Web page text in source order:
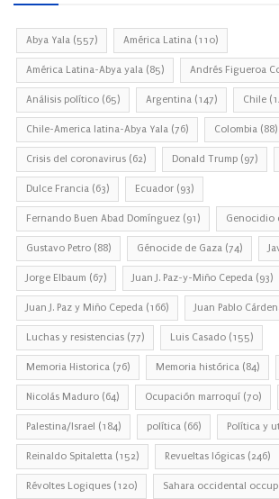
Abya Yala (557) América Latina (110)
América Latina-Abya yala (85) Andrés Figueroa
Análisis político (65) Argentina (147) Chile
Chile-America latina-Abya Yala (76) Colombia (88)
Crisis del coronavirus (62) Donald Trump (97)
Dulce Francia (63) Ecuador (93)
Fernando Buen Abad Domínguez (91) Genocidio
Gustavo Petro (88) Génocide de Gaza (74)
Jorge Elbaum (67) Juan J. Paz-y-Miño Cepeda (93)
Juan J. Paz y Miño Cepeda (166) Juan Pablo
Luchas y resistencias (77) Luis Casado (155)
Memoria Historica (76) Memoria histórica (84)
Nicolás Maduro (64) Ocupación marroquí (70)
Palestina/Israel (184) política (66) Política y
Reinaldo Spitaletta (152) Revueltas lógicas (246)
Révoltes Logiques (120) Sahara occidental